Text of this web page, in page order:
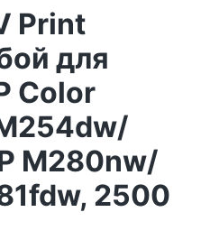
Print
для
Color
M280nw/
2500